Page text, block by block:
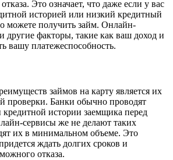
Это означает, что даже если у вас
историей или низкий кредитный
можете получить займ. Онлайн-
другие факторы, такие как ваш доход и
вашу платежеспособность.
займов на карту является их
проверки. Банки обычно проводят
истории заемщика перед
сервисы же не делают таких
их в минимальном объеме. Это
ждать долгих сроков и
отказа.